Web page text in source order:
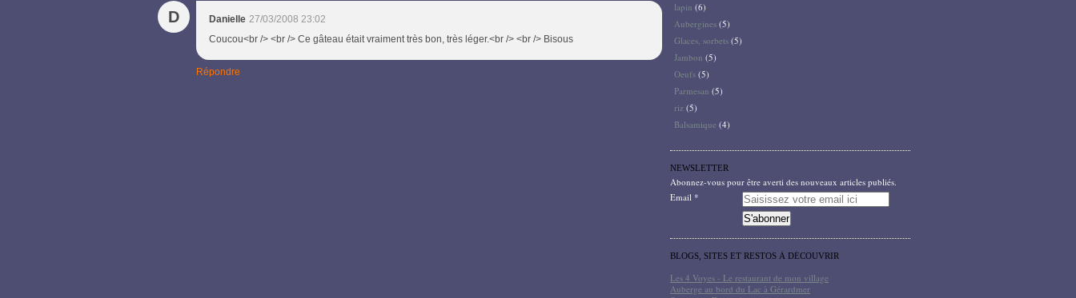
D Danielle 27/03/2008 23:02
Coucou<br /> <br /> Ce gâteau était vraiment très bon, très léger.<br /> <br /> Bisous
Répondre
lapin (6)
Aubergines (5)
Glaces, sorbets (5)
Jambon (5)
Oeufs (5)
Parmesan (5)
riz (5)
Balsamique (4)
NEWSLETTER
Abonnez-vous pour être averti des nouveaux articles publiés.
Email
BLOGS, SITES ET RESTOS À DÉCOUVRIR
Les 4 Voyes - Le restaurant de mon village
Auberge au bord du Lac à Gérardmer